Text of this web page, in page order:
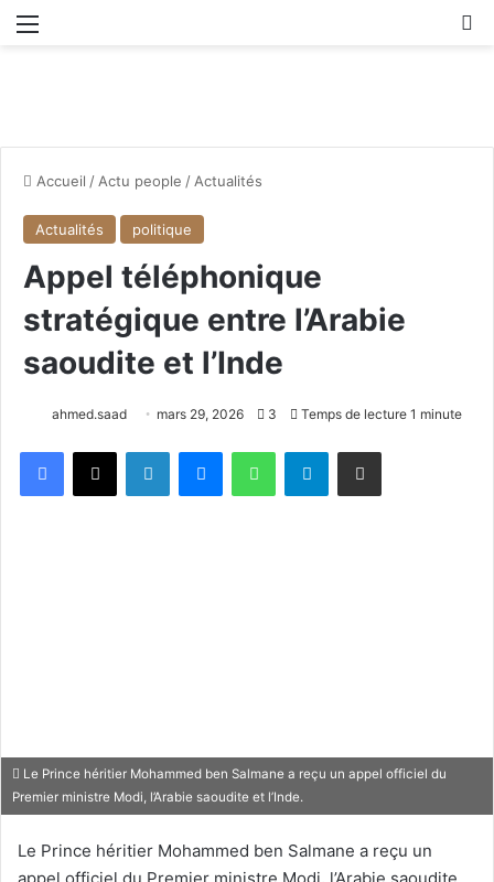
Accueil /Actu people /Actualités
Actualités politique
Appel téléphonique
stratégique entre l’Arabie
saoudite et l’Inde
ahmed.saad mars 29, 2026 3 Temps de lecture 1 minute
Telegram
Le Prince héritier Mohammed ben Salmane a reçu un appel officiel du
Premier ministre Modi, l’Arabie saoudite et l’Inde.
Le Prince héritier Mohammed ben Salmane a reçu un